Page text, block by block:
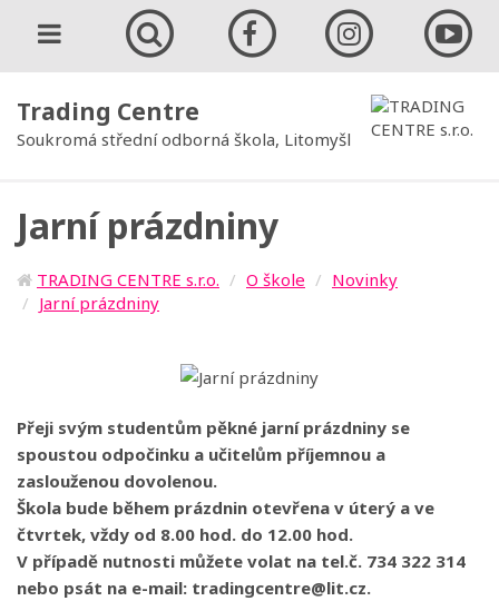
Trading Centre
Soukromá střední odborná škola, Litomyšl
Jarní prázdniny
TRADING CENTRE s.r.o. O škole
Novinky
Jarní prázdniny
Přeji svým studentům pěkné jarní prázdniny se
spoustou odpočinku a učitelům příjemnou a
zaslouženou dovolenou.
Škola bude během prázdnin otevřena v úterý a ve
čtvrtek, vždy od 8.00 hod. do 12.00 hod.
V případě nutnosti můžete volat na tel.č. 734 322 314
nebo psát na e-mail: tradingcentre@lit.cz.